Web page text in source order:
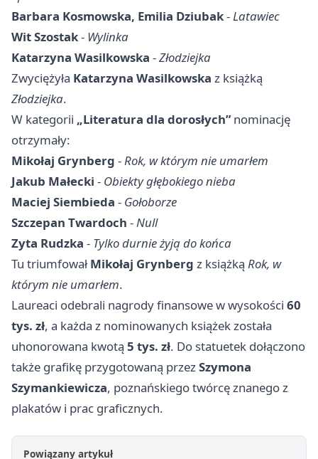
Barbara Kosmowska, Emilia Dziubak-Latawiec
Wit Szostak- Wylinka
Katarzyna Wasilkowska -Złodziejka
Zwyciężyła Katarzyna Wasilkowska z książką
Złodziejka.
W kategorii „Literatura dla dorosłych”nominację
otrzymały:
Mikołaj Grynberg -Rok, w którym nie umarłem
Jakub Małecki - Obiekty głębokiego nieba
Maciej Siembieda - Gołoborze
Szczepan Twardoch -Null
Zyta Rudzka - Tylko durnie żyją do końca
Tu triumfowałMikołaj Grynberg z książką Rok, w
którym nie umarłem.
Laureaci odebrali nagrody finansowe w wysokości 60
tys. zł, a każda z nominowanych książek została
uhonorowana kwotą 5 tys. zł. Do statuetek dołączono
także grafikę przygotowaną przezSzymona
Szymankiewicza, poznańskiego twórcę znanego z
plakatów i prac graficznych.
Powiązany artykuł